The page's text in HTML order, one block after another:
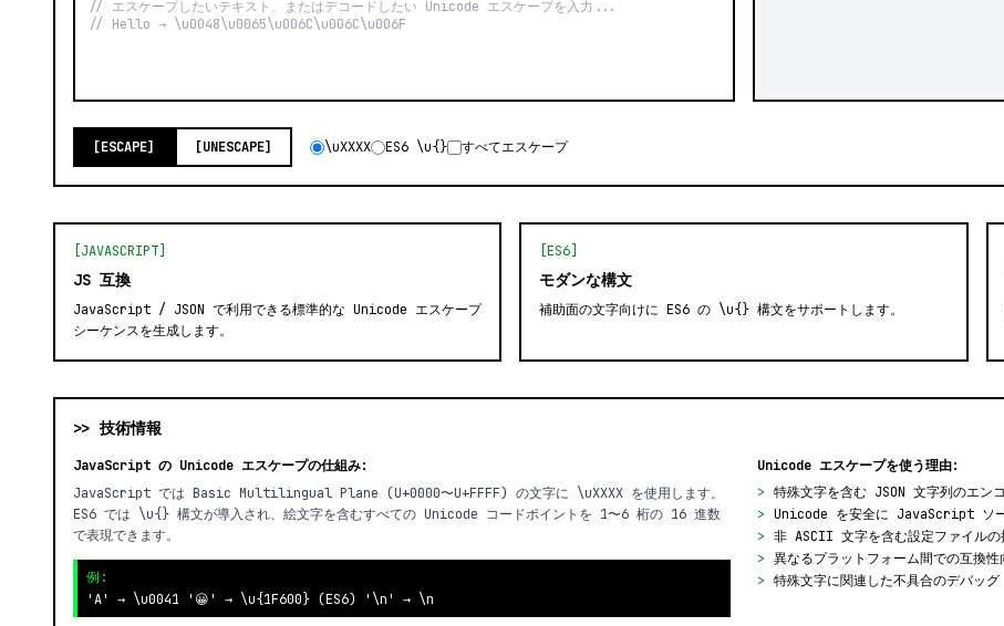
[ESCAPE] [UNESCAPE] \uXXXX ES6 \u{} すべてエスケープ
[JAVASCRIPT]
JS 互換
JavaScript / JSON で利用できる標準的な Unicode エスケープ
シーケンスを生成します。
[ES6]
モダンな構文
補助面の文字向けに ES6 の \u{} 構文をサポートします。
>> 技術情報
JavaScript の Unicode エスケープの仕組み:
JavaScript では Basic Multilingual Plane (U+0000〜U+FFFF) の文字に \uXXXX を使用します。
ES6 では \u{} 構文が導入され、絵文字を含むすべての Unicode コードポイントを 1〜6 桁の 16 進数
で表現できます。
例:
'A' → \u0041 '😀' → \u{1F600} (ES6) '\n' → \n
Unicode エスケープを使う理由:
> 特殊文字を含む JSON 文字列のエン
> Unicode を安全に JavaScript ソー
> 非 ASCII 文字を含む設定ファイルの
> 異なるプラットフォーム間での互換性
> 特殊文字に関連した不具合のデバッグ